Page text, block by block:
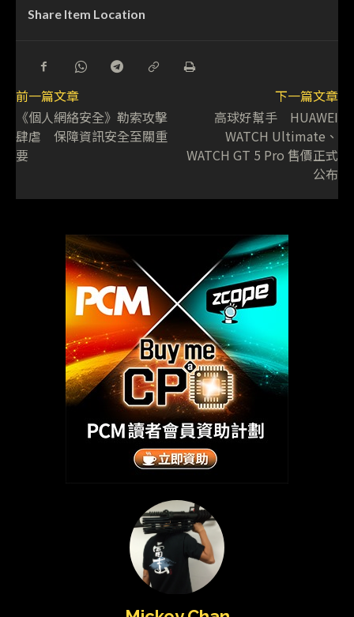
Share Item Location
前一篇文章
《個人網絡安全》勒索攻擊
肆虐 保障資訊安全至關重
要
下一篇文章
高球好幫手 HUAWEI
WATCH Ultimate、
WATCH GT 5 Pro 售價正式
公布